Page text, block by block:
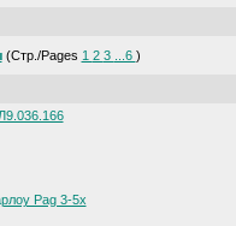
(Стр./Pages 1 2 3 ...6 )
Pag 3-5x